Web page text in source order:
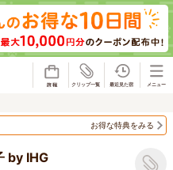
お得な特典をみる
by IHG